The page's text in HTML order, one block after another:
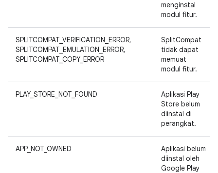
menginstal
modul fitur.
SPLITCOMPAT_VERIFICATION_ERROR,
SPLITCOMPAT_EMULATION_ERROR,
SPLITCOMPAT_COPY_ERROR
SplitCompat
tidak dapat
memuat
modul fitur.
PLAY_STORE_NOT_FOUND
Aplikasi Play
Store belum
diinstal di
perangkat.
APP_NOT_OWNED
Aplikasi belum
diinstal oleh
Google Play